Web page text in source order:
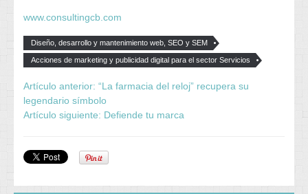
www.consultingcb.com
Diseño, desarrollo y mantenimiento web, SEO y SEM
Acciones de marketing y publicidad digital para el sector Servicios
Artículo anterior: “La farmacia del reloj” recupera su
legendario símbolo
Artículo siguiente: Defiende tu marca